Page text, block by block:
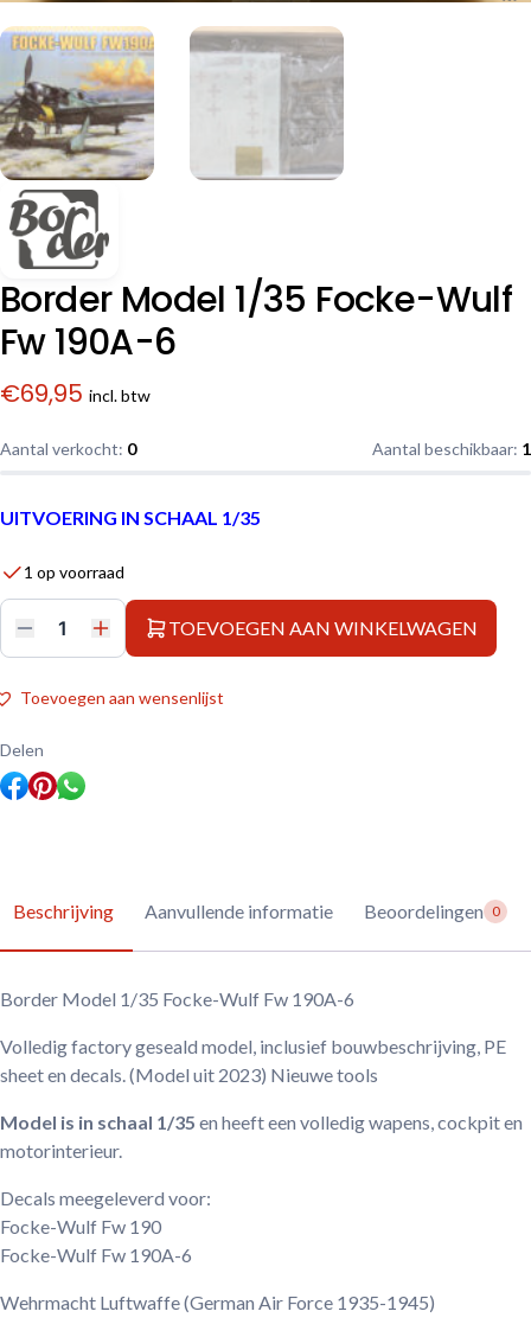
Border Model 1/35 Focke-Wulf
Fw 190A-6
€69,95 incl. btw
Aantal verkocht: 0 Aantal beschikbaar: 1
UITVOERING IN SCHAAL 1/35
1 op voorraad
Border
Model
Focke-
Wulf
190A-
6
aantal
TOEVOEGEN AAN WINKELWAGEN
Toevoegen aan wensenlijst
Delen
Beschrijving Aanvullende informatie Beoordelingen 0
Border Model 1/35 Focke-Wulf Fw 190A-6
Volledig factory geseald model, inclusief bouwbeschrijving, PE
sheet en decals. (Model uit 2023) Nieuwe tools
Model is in schaal 1/35 en heeft een volledig wapens, cockpit en
motorinterieur.
Decals meegeleverd voor:
Focke-Wulf Fw 190
Focke-Wulf Fw 190A-6
Wehrmacht Luftwaffe(German Air Force 1935-1945)